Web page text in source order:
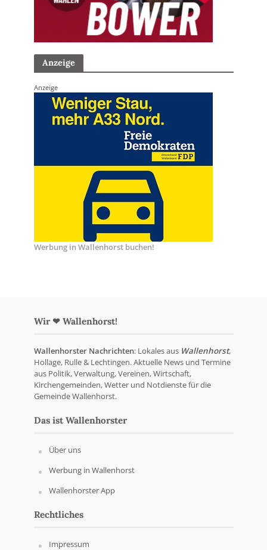
Anzeige
Anzeige
Werbung in Wallenhorst buchen!
Wir ❤ Wallenhorst!
Wallenhorster Nachrichten: Lokales aus Wallenhorst,
Hollage, Rulle & Lechtingen. Aktuelle News und Termine
aus Politik, Verwaltung, Vereinen, Wirtschaft,
Kirchengemeinden, Wetter und Notdienste für die
Gemeinde Wallenhorst.
Das ist Wallenhorster
Über uns
Werbung in Wallenhorst
Wallenhorster App
Rechtliches
Impressum